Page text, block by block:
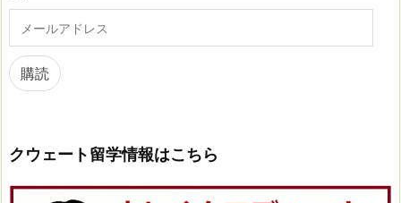
ル
ア
ド
購読
クウェート留学情報はこちら